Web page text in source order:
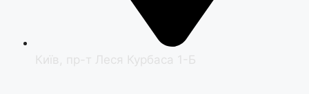
Київ, пр-т Леся Курбаса 1-Б